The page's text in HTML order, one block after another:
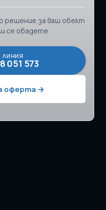
решение за ваш обект
се обадете
ЛИНИЯ
051 573
оферта →